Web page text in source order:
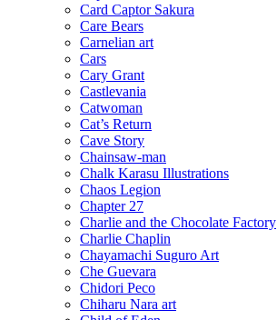
Card Captor Sakura
Care Bears
Carnelian art
Cars
Cary Grant
Castlevania
Catwoman
Cat’s Return
Cave Story
Chainsaw-man
Chalk Karasu Illustrations
Chaos Legion
Chapter 27
Charlie and the Chocolate Factory
Charlie Chaplin
Chayamachi Suguro Art
Che Guevara
Chidori Peco
Chiharu Nara art